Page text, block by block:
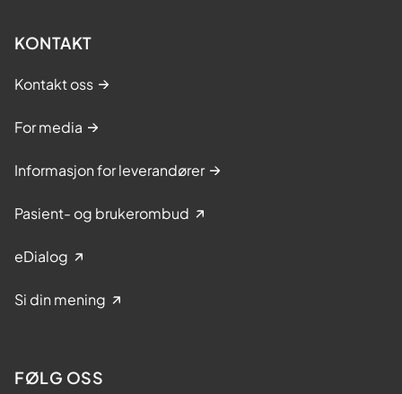
KONTAKT
Kontakt oss
For media
Informasjon for leverandører
Pasient- og brukerombud
eDialog
Si din mening
FØLG OSS